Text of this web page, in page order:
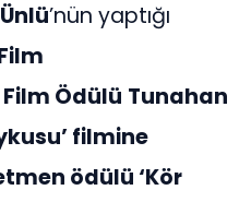
’nün yaptığı
Film Ödülü Tunahan
filmine
ödülü ‘Kör